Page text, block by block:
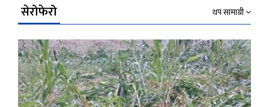
सेरोफेरो थप सामाग्री